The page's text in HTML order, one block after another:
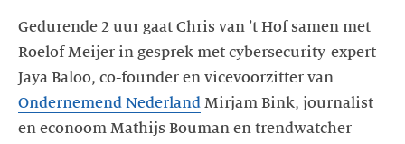
Gedurende 2 uur gaat Chris van ’t Hof samen met
Roelof Meijer in gesprek met cybersecurity-expert
Jaya Baloo, co-founder en vicevoorzitter van
Ondernemend Nederland Mirjam Bink, journalist
en econoom Mathijs Bouman en trendwatcher